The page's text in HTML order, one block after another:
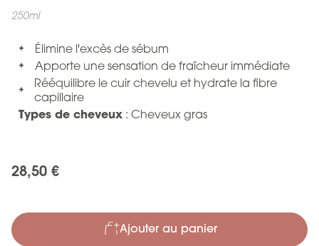
images
250ml
Élimine l'excès de sébum
Apporte une sensation de fraîcheur immédiate
Rééquilibre le cuir chevelu et hydrate la fibre
capillaire
Types de cheveux : Cheveux gras
28,50 €
Ajouter au panier